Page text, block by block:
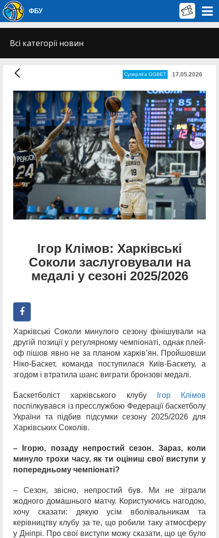
ФБУ
Всі категорії новин
Суперліга GGBET 17.05.2026
Ігор Клімов: Харківські
Соколи заслуговували на
медалі у сезоні 2025/2026
Харківські Соколи минулого сезону фінішували на
другій позиції у регулярному чемпіонаті, однак плей-
оф пішов явно не за планом харків’ян. Пройшовши
Ніко-Баскет, команда поступилася Київ-Баскету, а
згодом і втратила шанс виграти бронзові медалі.
Баскетболіст харківського клубу
Ігор Клімов
поспілкувався із пресслужбою Федерації баскетболу
України та підбив підсумки сезону 2025/2026 для
Харківських Соколів.
– Ігорю, позаду непростий сезон. Зараз, коли
минуло трохи часу, як ти оціниш свої виступи у
попередньому чемпіонаті?
– Сезон, звісно, непростий був. Ми не зіграли
жодного домашнього матчу. Користуючись нагодою,
хочу сказати: дякую усім вболівальникам та
керівництву клубу за те, що робили таку атмосферу
у Дніпрі. Про свої виступи можу сказати, що це було